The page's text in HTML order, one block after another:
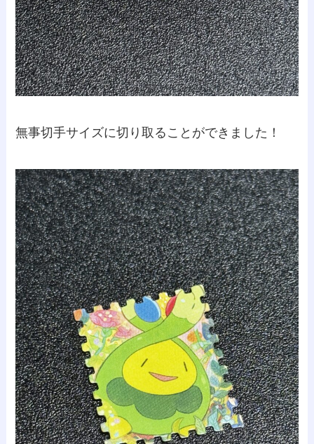
無事切手サイズに切り取ることができました！